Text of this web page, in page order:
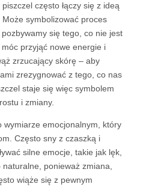
często łączy się z ideą
symbolizować proces
się tego, co nie jest
przyjąć nowe energie i
zrzucający skórę – aby
zrezygnować z tego, co nas
staje się więc symbolem
i zmiany.
wymiarze emocjonalnym, który
Często sny z czaszką i
silne emocje, takie jak lęk,
ponieważ zmiana,
wiąże się z pewnym